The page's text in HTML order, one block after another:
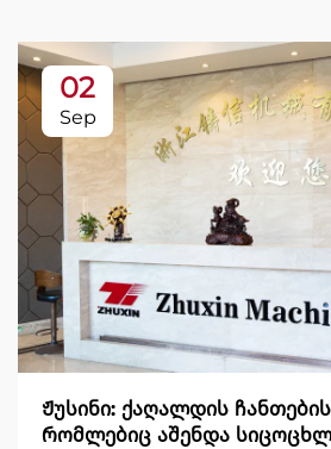
02
Sep
Ჟუსინი: ქაღალდის ჩანთების
რომლებიც აშენდა